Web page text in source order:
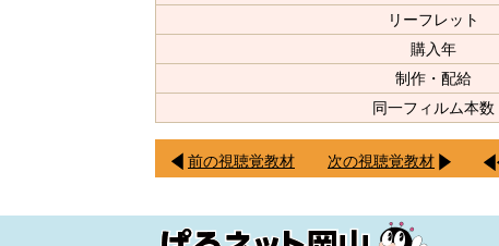
リーフレット
購入年
制作・配給
同一フィルム本数
前の視聴覚教材 次の視聴覚教材